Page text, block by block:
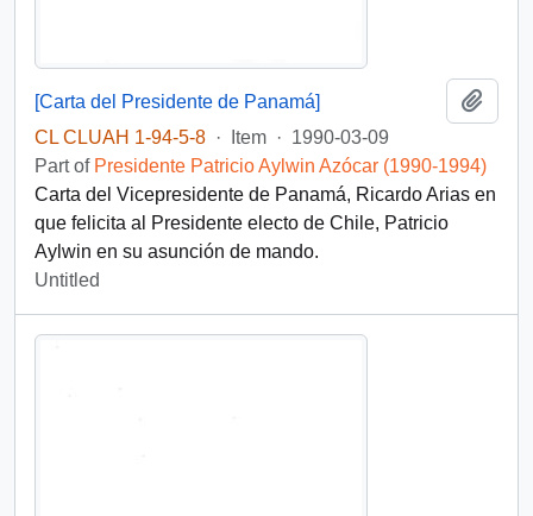
[Carta del Presidente de Panamá]
CL CLUAH 1-94-5-8 · Item · 1990-03-09
Part of Presidente Patricio Aylwin Azócar (1990-1994)
Carta del Vicepresidente de Panamá, Ricardo Arias en
que felicita al Presidente electo de Chile, Patricio
Aylwin en su asunción de mando.
Untitled